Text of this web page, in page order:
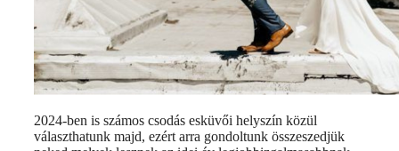
2024-ben is számos csodás esküvői helyszín közül
választhatunk majd, ezért arra gondoltunk összeszedjük